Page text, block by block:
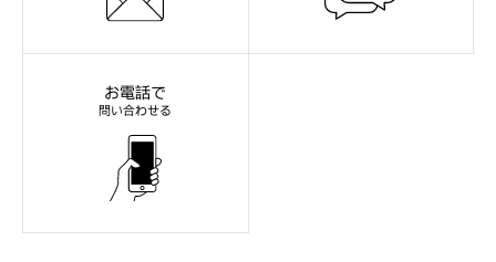
お電話で
問い合わせる